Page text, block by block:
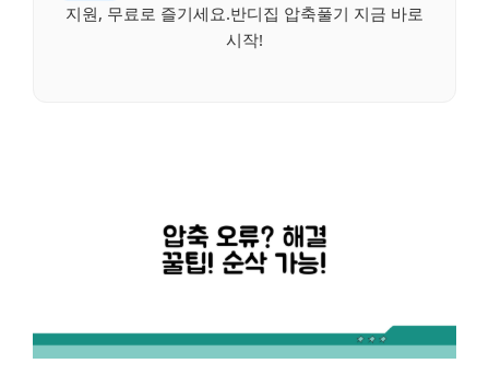
지원, 무료로 즐기세요.반디집 압축풀기 지금 바로
시작!